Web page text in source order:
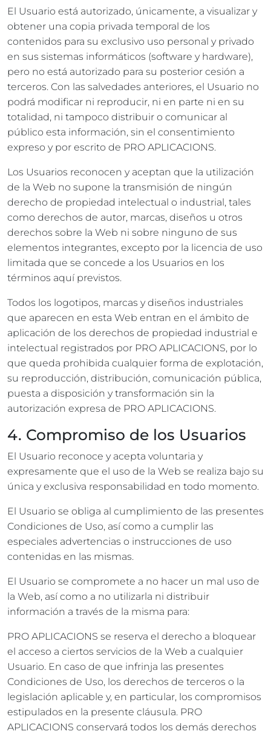
El Usuario está autorizado, únicamente, a visualizar y
obtener una copia privada temporal de los
contenidos para su exclusivo uso personal y privado
en sus sistemas informáticos (software y hardware),
pero no está autorizado para su posterior cesión a
terceros. Con las salvedades anteriores, el Usuario no
podrá modificar ni reproducir, ni en parte ni en su
totalidad, ni tampoco distribuir o comunicar al
público esta información, sin el consentimiento
expreso y por escrito de PRO APLICACIONS.
Los Usuarios reconocen y aceptan que la utilización
de la Web no supone la transmisión de ningún
derecho de propiedad intelectual o industrial, tales
como derechos de autor, marcas, diseños u otros
derechos sobre la Web ni sobre ninguno de sus
elementos integrantes, excepto por la licencia de uso
limitada que se concede a los Usuarios en los
términos aquí previstos.
Todos los logotipos, marcas y diseños industriales
que aparecen en esta Web entran en el ámbito de
aplicación de los derechos de propiedad industrial e
intelectual registrados por PRO APLICACIONS, por lo
que queda prohibida cualquier forma de explotación,
su reproducción, distribución, comunicación pública,
puesta a disposición y transformación sin la
autorización expresa de PRO APLICACIONS.
4. Compromiso de los Usuarios
El Usuario reconoce y acepta voluntaria y
expresamente que el uso de la Web se realiza bajo su
única y exclusiva responsabilidad en todo momento.
El Usuario se obliga al cumplimiento de las presentes
Condiciones de Uso, así como a cumplir las
especiales advertencias o instrucciones de uso
contenidas en las mismas.
El Usuario se compromete a no hacer un mal uso de
la Web, así como a no utilizarla ni distribuir
información a través de la misma para:
PRO APLICACIONS se reserva el derecho a bloquear
el acceso a ciertos servicios de la Web a cualquier
Usuario. En caso de que infrinja las presentes
Condiciones de Uso, los derechos de terceros o la
legislación aplicable y, en particular, los compromisos
estipulados en la presente cláusula. PRO
APLICACIONS conservará todos los demás derechos